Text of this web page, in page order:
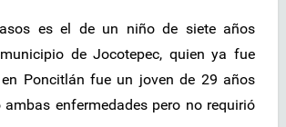
es el de un niño de siete años
de Jocotepec, quien ya fue
Poncitlán fue un joven de 29 años
enfermedades pero no requirió